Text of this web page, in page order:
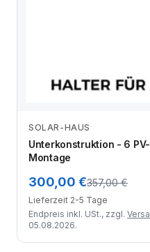
SOLAR-HAUS
Unterkonstruktion - 6
Montage
300,00 €357,00 €
Lieferzeit 2-5 Tage
Endpreis inkl. USt., zzgl.
05.08.2026.